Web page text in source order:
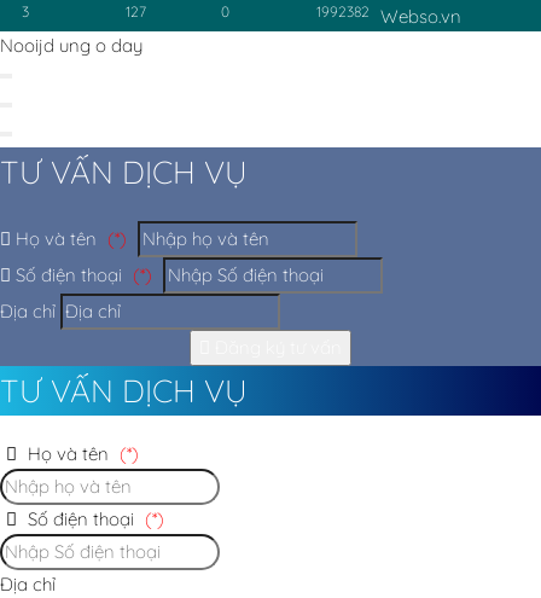
3
127
0
1992382
Webso.vn
Nooijd ung o day
TƯ VẤN DỊCH VỤ
Họ và tên (*)
Số điện thoại (*)
Địa chỉ
TƯ VẤN DỊCH VỤ
Họ và tên (*)
Số điện thoại (*)
Địa chỉ